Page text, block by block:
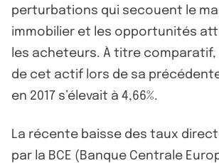
perturbations qui secouent le
immobilier et les opportunités
les acheteurs. À titre
de cet actif lors de sa
en 2017 s’élevait à 4,66%.
La récente baisse des taux
par la BCE (Banque Centrale